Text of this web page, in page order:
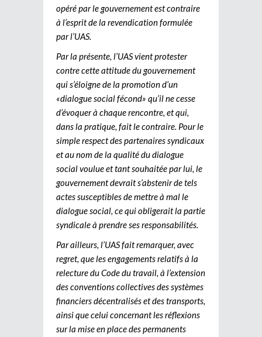
opéré par le gouvernement est contraire
à l’esprit de la revendication formulée
par l’UAS.
Par la présente, l’UAS vient protester
contre cette attitude du gouvernement
qui s’éloigne de la promotion d’un
«dialogue social fécond» qu’il ne cesse
d’évoquer à chaque rencontre, et qui,
dans la pratique, fait le contraire. Pour le
simple respect des partenaires syndicaux
et au nom de la qualité du dialogue
social voulue et tant souhaitée par lui, le
gouvernement devrait s’abstenir de tels
actes susceptibles de mettre à mal le
dialogue social, ce qui obligerait la partie
syndicale à prendre ses responsabilités.
Par ailleurs, l’UAS fait remarquer, avec
regret, que les engagements relatifs à la
relecture du Code du travail, à l’extension
des conventions collectives des systèmes
financiers décentralisés et des transports,
ainsi que celui concernant les réflexions
sur la mise en place des permanents